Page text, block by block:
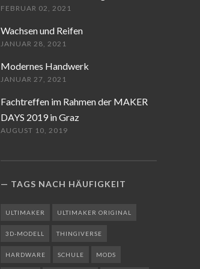
FEBRUAR 02, 2021
Wachsen und Reifen
JANUAR 28, 2021
Modernes Handwerk
JANUAR 27, 2021
Fachtreffen im Rahmen der MAKER
DAYS 2019 in Graz
AUGUST 10, 2019
TAGS NACH HÄUFIGKEIT
ULTIMAKER ULTIMAKER ORIGINAL
3D-MODELL THINGIVERSE
HARDWARE SCHULE MODS